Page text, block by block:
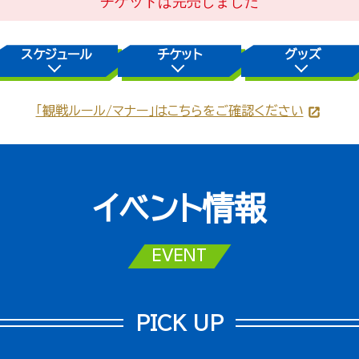
スケジュール チケット グッズ
「観戦ルール/マナー」はこちらをご確認ください
イベント情報
EVENT
PICK UP